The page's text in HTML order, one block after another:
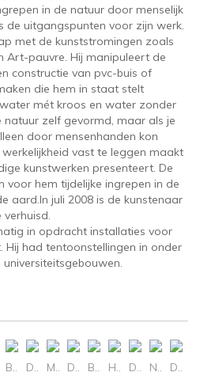
in de natuur door menselijk
de uitgangspunten voor zijn werk.
met de kunststromingen zoals
Art-pauvre. Hij manipuleert de
constructie van pvc-buis of
die hem in staat stelt
mét kroos en water zonder
natuur zelf gevormd, maar als je
door mensenhanden kon
vast te leggen maakt
kunstwerken presenteert. De
voor hem tijdelijke ingrepen in de
aard.In juli 2008 is de kunstenaar
in opdracht installaties voor
Hij had tentoonstellingen in onder
BAKEN (2)
DEAD END 1
MEANDER 2
DEAD END I
BAKEN
HOUTENS DAGBOEK 2
DEAD END 1
NEW HORIZON II
DRAADPYRAMIDES AAN BOOM